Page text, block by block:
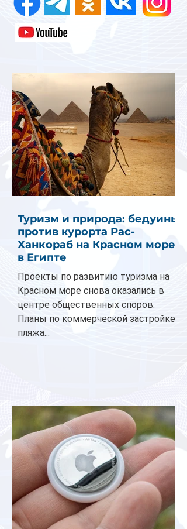
Туризм и природа: бедуины
против курорта Рас-
Ханкораб на Красном море
в Египте
Проекты по развитию туризма на
Красном море снова оказались в
центре общественных споров.
Планы по коммерческой застройке
пляжа...